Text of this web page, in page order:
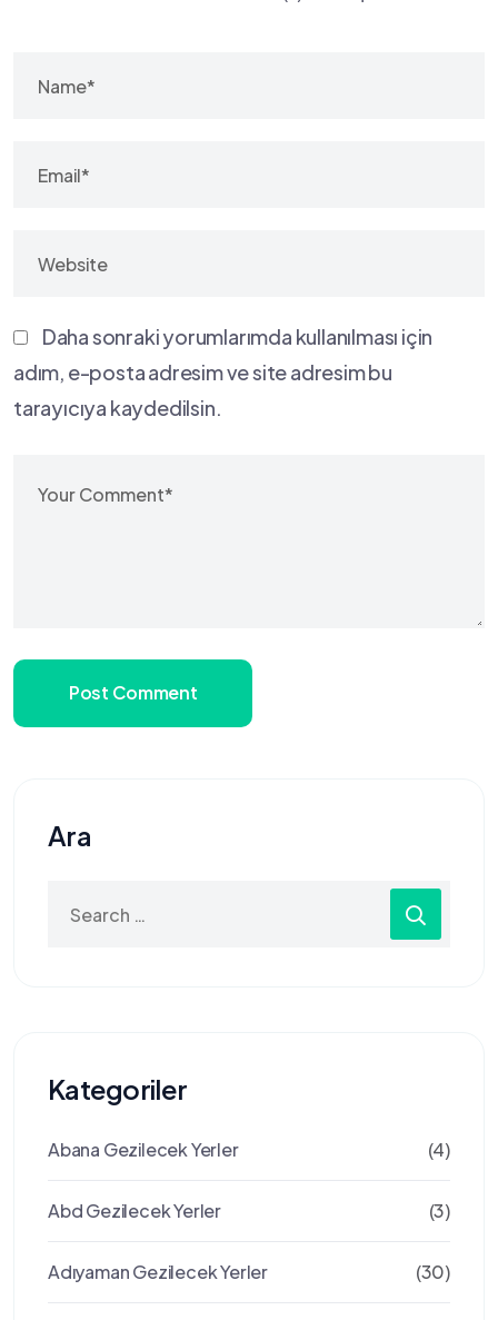
Daha sonraki yorumlarımda kullanılması için
adım, e-posta adresim ve site adresim bu
tarayıcıya kaydedilsin.
Post Comment
Ara
for:
Kategoriler
Abana Gezilecek Yerler (4)
Abd Gezilecek Yerler (3)
Adıyaman Gezilecek Yerler (30)